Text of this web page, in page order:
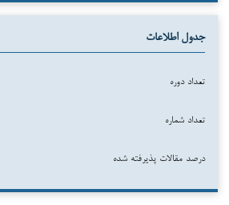
جدول اطلاعات
تعداد دوره
تعداد شماره
درصد مقالات پذیرفته شده